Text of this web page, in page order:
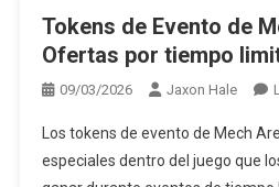
Tokens de Evento de
Ofertas por tiempo
09/03/2026 Jaxon Hale
Los tokens de evento de Mech
especiales dentro del juego que